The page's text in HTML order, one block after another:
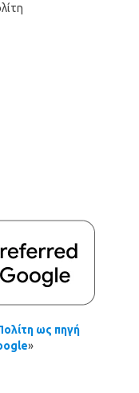
ως πηγή
»